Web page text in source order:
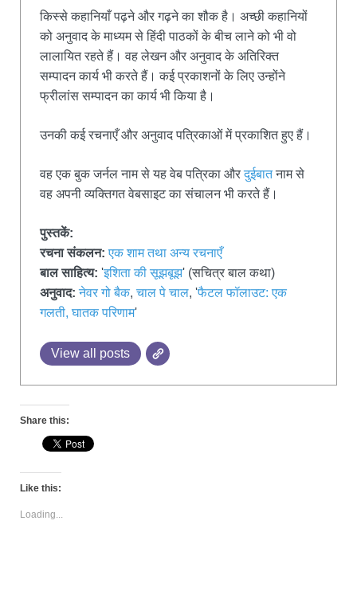
किस्से कहानियाँ पढ़ने और गढ़ने का शौक है। अच्छी कहानियों
को अनुवाद के माध्यम से हिंदी पाठकों के बीच लाने को भी वो
लालायित रहते हैं। वह लेखन और अनुवाद के अतिरिक्त
सम्पादन कार्य भी करते हैं। कई प्रकाशनों के लिए उन्होंने
फ्रीलांस सम्पादन का कार्य भी किया है।
उनकी कई रचनाएँ और अनुवाद पत्रिकाओं में प्रकाशित हुए हैं।
वह एक बुक जर्नल नाम से यह वेब पत्रिका औरदुईबातनाम से
वह अपनी व्यक्तिगत वेबसाइट का संचालन भी करते हैं।
पुस्तकें:
रचना संकलन: एक शाम तथा अन्य रचनाएँ
बाल साहित्य: 'इशिता की सूझबूझ' (सचित्र बाल कथा)
अनुवाद: नेवर गो बैक,चाल पे चाल, 'फैटल फॉलाउट: एक
गलती, घातक परिणाम'
View all posts
Share this:
Like this:
Loading...